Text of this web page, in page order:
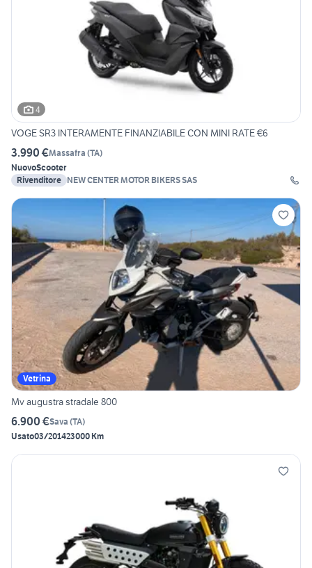
4
VOGE SR3 INTERAMENTE FINANZIABILE CON MINI RATE €6
3.990 €Massafra (TA)
NuovoScooter
Rivenditore NEW CENTER MOTOR BIKERS SAS
Vetrina
Mv augustra stradale 800
6.900 €Sava (TA)
Usato03/201423000 Km